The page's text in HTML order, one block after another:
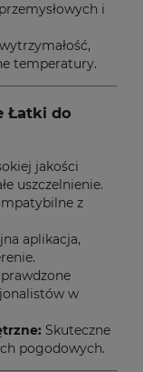
i
temperatury.
Łatki do
jakości
uszczelnienie.
z
aplikacja,
w
Skuteczne
pogodowych.